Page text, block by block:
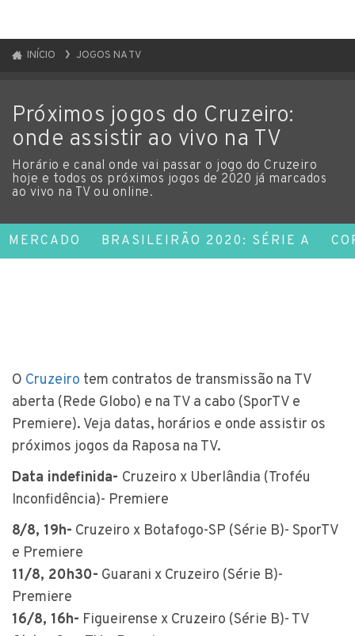
INÍCIO JOGOS NA TV
Próximos jogos do Cruzeiro:
onde assistir ao vivo na TV
Horário e canal onde vai passar o jogo do Cruzeiro
hoje e todos os próximos jogos de 2020 já marcados
ao vivo na TV ou online.
MERCADO BRASILEIRÃO 2020: SÉRIE A
O Cruzeiro tem contratos de transmissão na TV
aberta (Rede Globo) e na TV a cabo (SporTV e
Premiere). Veja datas, horários e onde assistir os
próximos jogos da Raposa na TV.
Data indefinida- Cruzeiro x Uberlândia (Troféu
Inconfidência)- Premiere
8/8, 19h- Cruzeiro x Botafogo-SP (Série B)- SporTV
e Premiere
11/8, 20h30- Guarani x Cruzeiro (Série B)-
Premiere
16/8, 16h- Figueirense x Cruzeiro (Série B)- TV